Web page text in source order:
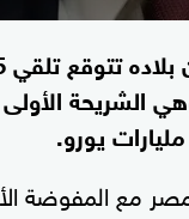
وهي الشريحة
مع المفوضة